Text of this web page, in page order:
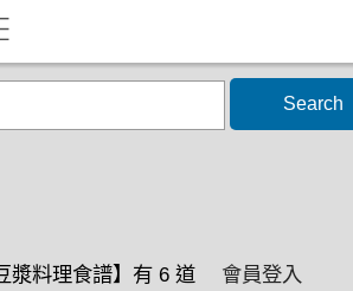
Search
漿料理食譜】有 6 道 會員登入